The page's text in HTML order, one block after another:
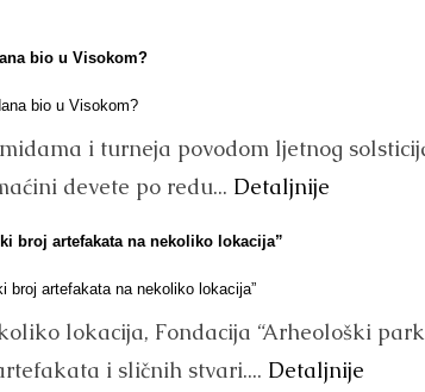
bio u Visokom?
i turneja povodom ljetnog
devete po redu... Detaljnije
broj artefakata na nekoliko lokacija”
lokacija, Fondacija “Arheološki
i sličnih stvari.... Detaljnije